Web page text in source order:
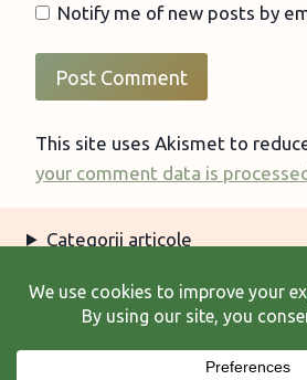
Notify me of new posts by
This site uses Akismet to
your comment data is
Categorii articole